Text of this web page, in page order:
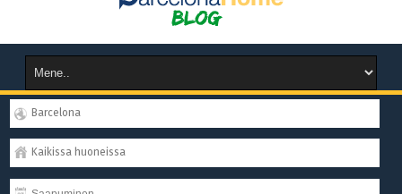
Barcelona
Kaikissa huoneissa